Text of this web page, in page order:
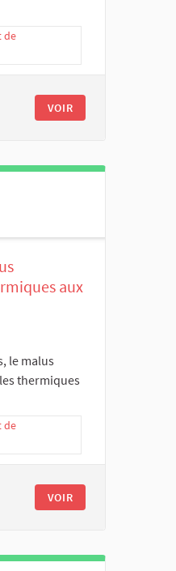
de
VOIR
aux
le malus
thermiques
de
VOIR